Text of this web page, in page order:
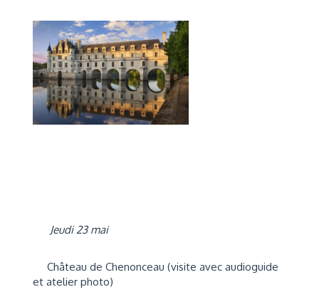
Jeudi 23 mai
Château de Chenonceau (visite avec audioguide
et atelier photo)